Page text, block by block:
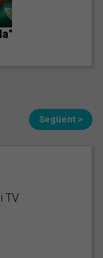
Següent >
TV